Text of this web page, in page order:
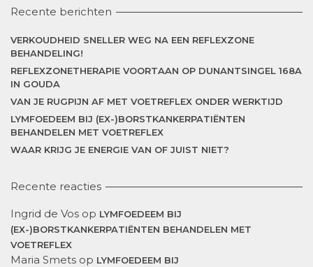
Recente berichten
VERKOUDHEID SNELLER WEG NA EEN REFLEXZONE
BEHANDELING!
REFLEXZONETHERAPIE VOORTAAN OP DUNANTSINGEL 168A
IN GOUDA
VAN JE RUGPIJN AF MET VOETREFLEX ONDER WERKTIJD
LYMFOEDEEM BIJ (EX-)BORSTKANKERPATIËNTEN
BEHANDELEN MET VOETREFLEX
WAAR KRIJG JE ENERGIE VAN OF JUIST NIET?
Recente reacties
Ingrid de Vos op LYMFOEDEEM BIJ
(EX-)BORSTKANKERPATIËNTEN BEHANDELEN MET
VOETREFLEX
Maria Smets op LYMFOEDEEM BIJ